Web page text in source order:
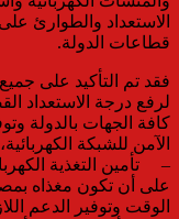
الاستعداد والطوارئ
قطاعات الدولة.
فقد تم التأكيد على
لرفع درجة الاستعداد
كافة الجهات بالدولة
الآمن للشبكة
– تأمين التغذية
على أن تكون مغذاه
الوقت وتوفير الدعم